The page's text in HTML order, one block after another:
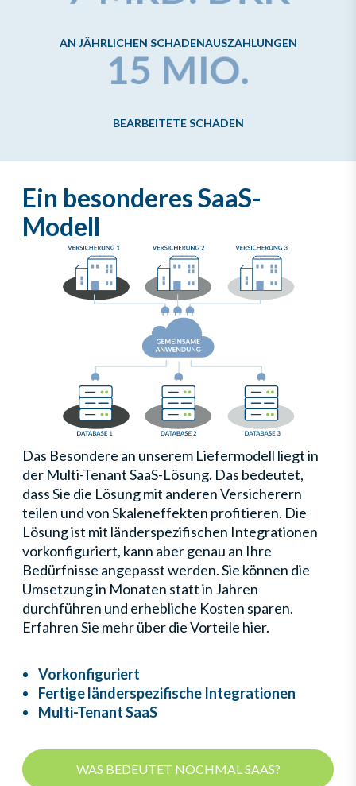
AN JÄHRLICHEN SCHADENAUSZAHLUNGEN
BEARBEITETE SCHÄDEN
Ein besonderes SaaS-
Modell
Das Besondere an unserem Liefermodell liegt in
der Multi-Tenant SaaS-Lösung. Das bedeutet,
dass Sie die Lösung mit anderen Versicherern
teilen und von Skaleneffekten profitieren. Die
Lösung ist mit länderspezifischen Integrationen
vorkonfiguriert, kann aber genau an Ihre
Bedürfnisse angepasst werden. Sie können die
Umsetzung in Monaten statt in Jahren
durchführen und erhebliche Kosten sparen.
Erfahren Sie mehr über die Vorteile hier.
Vorkonfiguriert
Fertige länderspezifische Integrationen
Multi-Tenant SaaS
WAS BEDEUTET NOCHMAL SAAS?